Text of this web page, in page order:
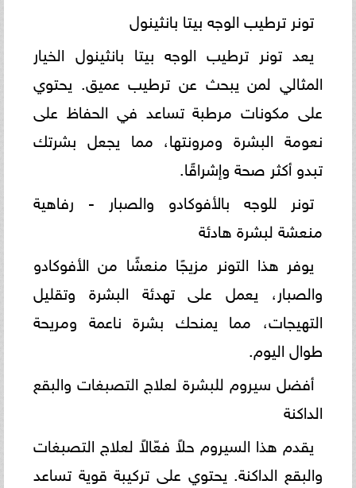
تونر ترطيب الوجه بيتا بانثينول
يعد تونر ترطيب الوجه بيتا بانثينول الخيار
المثالي لمن يبحث عن ترطيب عميق. يحتوي
على مكونات مرطبة تساعد في الحفاظ على
نعومة البشرة ومرونتها، مما يجعل بشرتك
تبدو أكثر صحة وإشراقًا.
تونر للوجه بالأفوكادو والصبار - رفاهية
منعشة لبشرة هادئة
يوفر هذا التونر مزيجًا منعشًا من الأفوكادو
والصبار، يعمل على تهدئة البشرة وتقليل
التهيجات، مما يمنحك بشرة ناعمة ومريحة
طوال اليوم.
أفضل سيروم للبشرة لعلاج التصبغات والبقع
الداكنة
يقدم هذا السيروم حلاً فعّالاً لعلاج التصبغات
والبقع الداكنة. يحتوي على تركيبة قوية تساعد